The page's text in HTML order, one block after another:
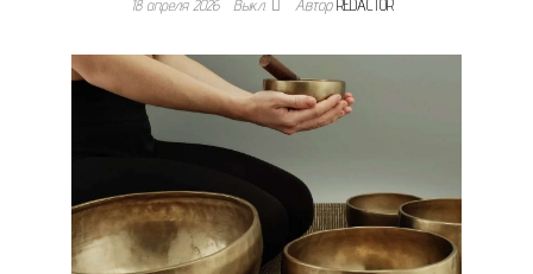
18 апреля 2026 Выкл. АвторREDACTOR